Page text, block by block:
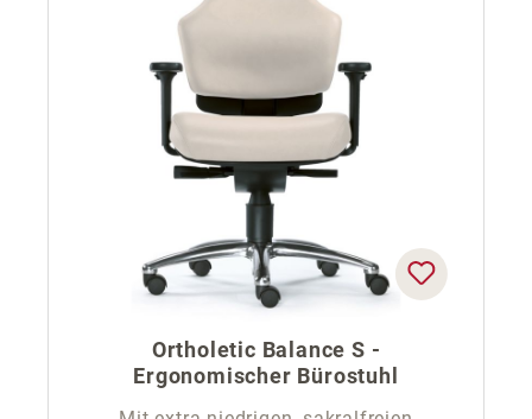
Ortholetic Balance S -
Ergonomischer Bürostuhl